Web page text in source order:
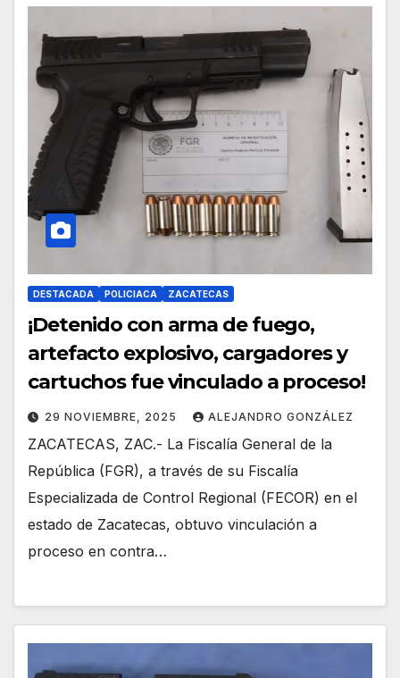
DESTACADA POLICIACA ZACATECAS
¡Detenido con arma de fuego,
artefacto explosivo, cargadores y
cartuchos fue vinculado a proceso!
29 NOVIEMBRE, 2025 ALEJANDRO GONZÁLEZ
ZACATECAS, ZAC.- La Fiscalía General de la
República (FGR), a través de su Fiscalía
Especializada de Control Regional (FECOR) en el
estado de Zacatecas, obtuvo vinculación a
proceso en contra…